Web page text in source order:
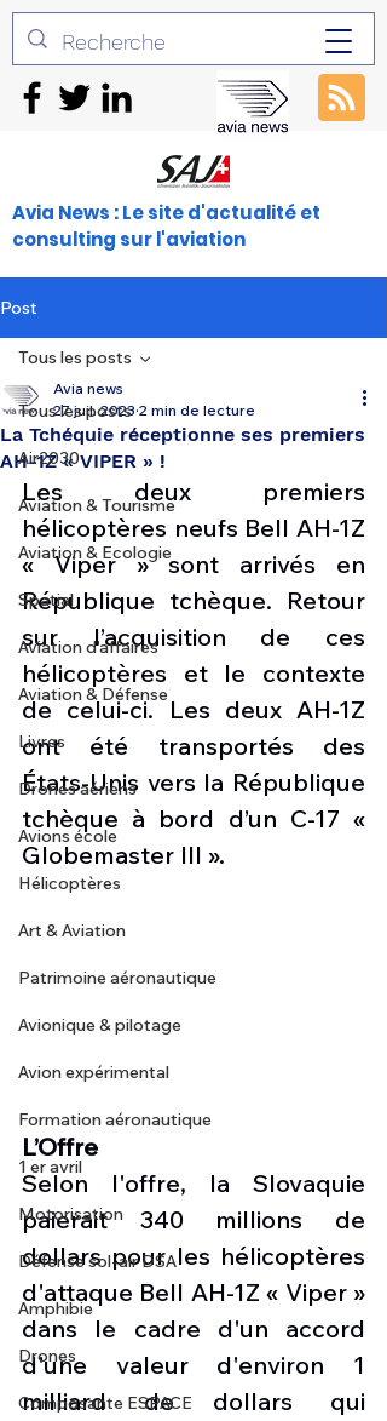
Avia News : Le site d'actualité et
consulting sur l'aviation
Post
Tous les posts
Air2030
Aviation & Tourisme
Aviation & Ecologie
Spatial
Aviation d'affaires
Aviation & Défense
Livres
Drones aériens
Avions école
Hélicoptères
Art & Aviation
Patrimoine aéronautique
Avionique & pilotage
Avion expérimental
Formation aéronautique
1 er avril
Motorisation
Défense sol-air DSA
Amphibie
Drones
Composante ESPACE
Tous les posts
La Tchéquie réceptionne ses premiers
AH-1Z « VIPER » !
Avia news
27 juil. 2023 2 min de lecture
Les deux premiers
hélicoptères neufs Bell AH-1Z
« Viper » sont arrivés en
République tchèque. Retour
sur l’acquisition de ces
hélicoptères et le contexte
de celui-ci. Les deux AH-1Z
ont été transportés des
États-Unis vers la République
tchèque à bord d’un C-17 «
Globemaster III ».
L’Offre
Selon l'offre, la Slovaquie
paierait 340 millions de
dollars pour les hélicoptères
d'attaque Bell AH-1Z « Viper »
dans le cadre d'un accord
d'une valeur d'environ 1
milliard de dollars qui